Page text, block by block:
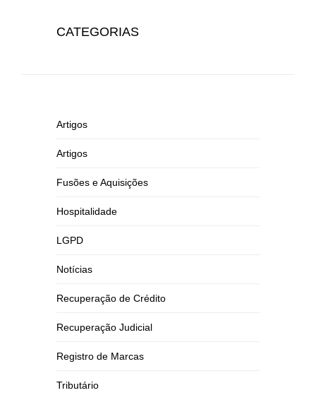
CATEGORIAS
Artigos
Artigos
Fusões e Aquisições
Hospitalidade
LGPD
Notícias
Recuperação de Crédito
Recuperação Judicial
Registro de Marcas
Tributário